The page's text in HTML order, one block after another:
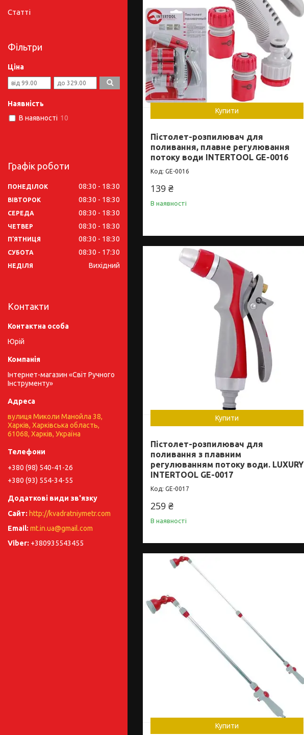
Купити
Пістолет-розпилювач для
поливання, плавне регулювання
потоку води INTERTOOL GE-0016
GE-0016
139 ₴
В наявності
Купити
Пістолет-розпилювач для
поливання з плавним
регулюванням потоку води. LUXURY
INTERTOOL GE-0017
GE-0017
259 ₴
В наявності
Купити
Статті
Фільтри
Ціна
Наявність
В наявності 10
Графік роботи
ПОНЕДІЛОК 08:30 18:30
ВІВТОРОК 08:30 18:30
СЕРЕДА 08:30 18:30
ЧЕТВЕР 08:30 18:30
ПʼЯТНИЦЯ 08:30 18:30
СУБОТА 08:30 17:30
НЕДІЛЯ Вихідний
Контакти
Юрій
Інтернет-магазин «Світ Ручного
Інструменту»
вулиця Миколи Манойла 38,
Харків, Харківська область,
61068, Харків, Україна
+380 (98) 540-41-26
+380 (93) 554-34-55
http://kvadratniymetr.com
mt.in.ua@gmail.com
+380935543455